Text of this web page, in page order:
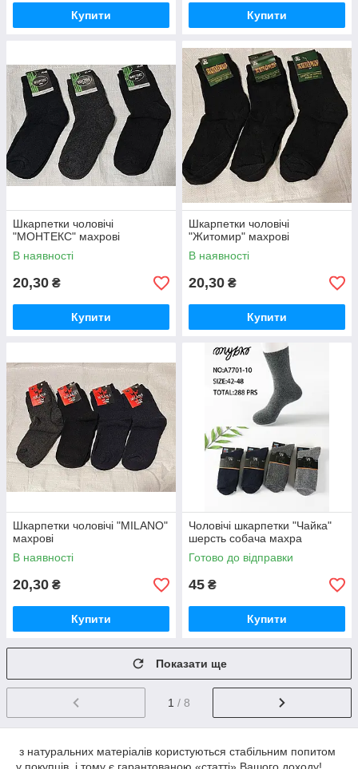
Купити Купити
Шкарпетки чоловічі
"МОНТЕКС" махрові
В наявності
20,30 ₴
Купити
Шкарпетки чоловічі
"Житомир" махрові
В наявності
20,30 ₴
Купити
Шкарпетки чоловічі "MILANO"
махрові
В наявності
20,30 ₴
Купити
Чоловічі шкарпетки "Чайка"
шерсть собача махра
Готово до відправки
45 ₴
Купити
Показати ще
1 / 8
з натуральних матеріалів користуються стабільним попитом